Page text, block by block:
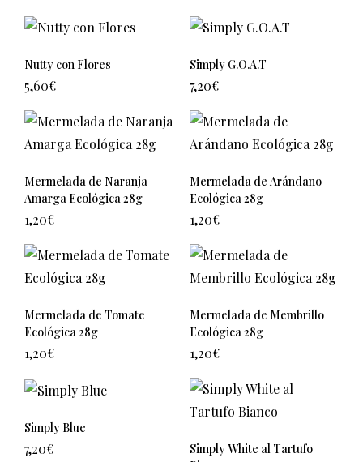
Nutty con Flores
5,60€
Simply G.O.A.T
7,20€
Mermelada de Naranja
Amarga Ecológica 28g
1,20€
Mermelada de Arándano
Ecológica 28g
1,20€
Mermelada de Tomate
Ecológica 28g
1,20€
Mermelada de Membrillo
Ecológica 28g
1,20€
Simply Blue
7,20€
Simply White al Tartufo